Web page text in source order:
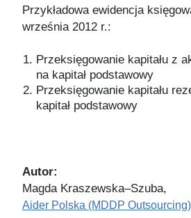
Przykładowa ewidencja
września 2012 r.:
Przeksięgowanie kapitału z
na kapitał podstawowy
Przeksięgowanie kapitału
kapitał podstawowy
Autor:
Magda Kraszewska–Szuba,
Aider Polska (MDDP